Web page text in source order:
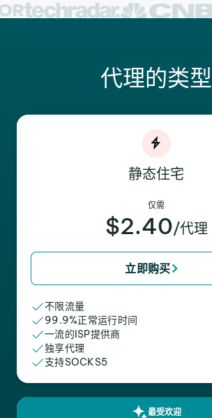
代理的类型
静态住宅
仅需
$2.40/代理
立即购买
不限流量
99.9%正常运行时间
一流的ISP提供商
独享代理
支持SOCKS5
最受欢迎